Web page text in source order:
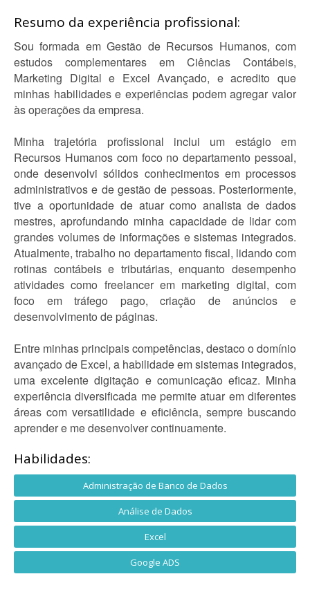
Resumo da experiência profissional:
Sou formada em Gestão de Recursos Humanos, com
estudos complementares em Ciências Contábeis,
Marketing Digital e Excel Avançado, e acredito que
minhas habilidades e experiências podem agregar valor
às operações da empresa.
Minha trajetória profissional inclui um estágio em
Recursos Humanos com foco no departamento pessoal,
onde desenvolvi sólidos conhecimentos em processos
administrativos e de gestão de pessoas. Posteriormente,
tive a oportunidade de atuar como analista de dados
mestres, aprofundando minha capacidade de lidar com
grandes volumes de informações e sistemas integrados.
Atualmente, trabalho no departamento fiscal, lidando com
rotinas contábeis e tributárias, enquanto desempenho
atividades como freelancer em marketing digital, com
foco em tráfego pago, criação de anúncios e
desenvolvimento de páginas.
Entre minhas principais competências, destaco o domínio
avançado de Excel, a habilidade em sistemas integrados,
uma excelente digitação e comunicação eficaz. Minha
experiência diversificada me permite atuar em diferentes
áreas com versatilidade e eficiência, sempre buscando
aprender e me desenvolver continuamente.
Habilidades:
Administração de Banco de Dados
Análise de Dados
Excel
Google ADS